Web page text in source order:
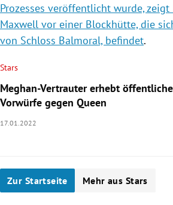
Prozesses veröffentlicht wurde,
Maxwell vor einer Blockhütte, die
von Schloss Balmoral, befindet.
Stars
Meghan-Vertrauter erhebt öffentliche
Vorwürfe gegen Queen
17.01.2022
Zur Startseite Mehr aus Stars